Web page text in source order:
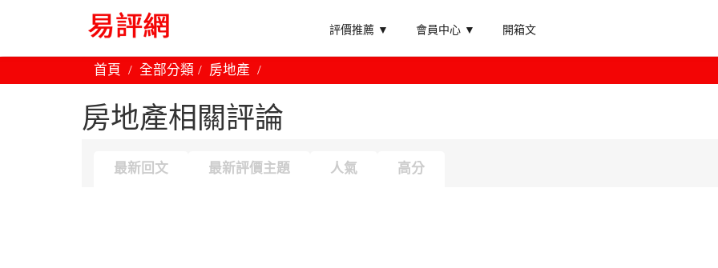
評價推薦 ▼ 會員中心 ▼ 開箱文
首頁 全部分類 房地產
房地產相關評論
最新回文 最新評價主題 人氣 高分